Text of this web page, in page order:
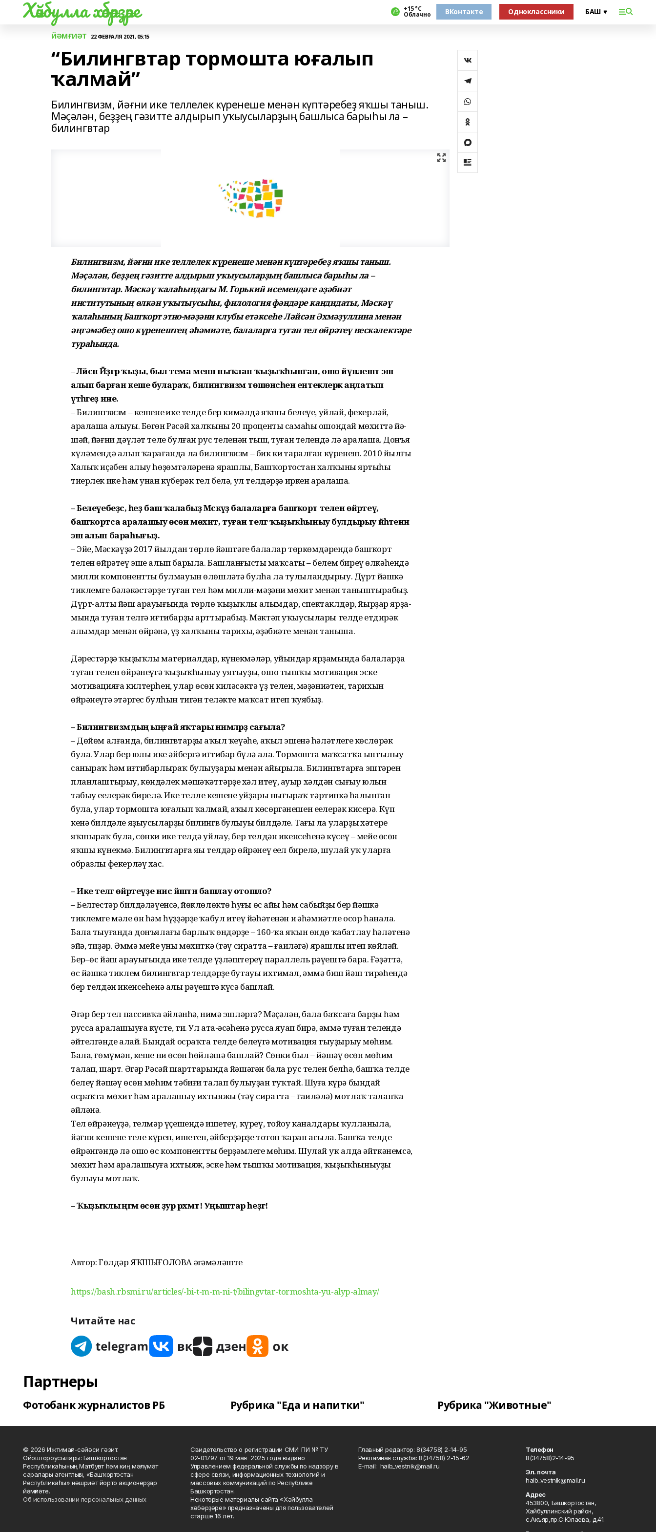
Хәйбулла хәбәрҙәре +15 °С
Облачно ВКонтакте Одноклассники
ЙӘМҒИӘТ 22 ФЕВРАЛЯ 2021, 05:15
“Билингвтар тормошта юғалып
ҡалмай”
Билингвизм, йәғни ике теллелек күренеше менән күптәребеҙ яҡшы таныш.
Мәҫәлән, беҙҙең гәзитте алдырып уҡыусыларҙың башлыса барыһы ла –
билингвтар
Билингвизм, йәғни ике теллелек күренеше менән күптәребеҙ яҡшы таныш.
Мәҫәлән, беҙҙең гәзитте алдырып уҡыусыларҙың башлыса барыһы ла –
билингвтар. Мәскәү ҡалаһындағы М. Горький исемендәге әҙәбиәт
институтының өлкән уҡытыусыһы, филология фәндәре кандидаты, Мәскәү
ҡалаһының Башҡорт этно-мәҙәни клубы етәксеһе Ләйсән Әхмәҙуллина менән
әңгәмәбеҙ ошо күренештең әһәмиәте, балаларға туған тел өйрәтеү нескәлектәре
тураһында.
– Ләйсән Йәҙгәр ҡыҙы, был тема менән ныҡлап ҡыҙыҡ­һынған, ошо йүнәлештә эш
алып барған кеше булараҡ, билингвизм тө­шөнсәһен ентеклерәк аңлатып
үтһәгеҙ ине.
– Билингвизм – кешенең ике телде бер ки­мәлдә яҡшы белеүе, уйлай, фекерләй,
аралаша алыуы. Бөгөн Рәсәй халҡының 20 проценты самаһы ошондай мөхиттә йә­
шәй, йәғни дәү­ләт теле булған рус теленән тыш, туған телендә лә ара­лаша. Донъя
күләмендә алып ҡарағанда ла билингвизм – бик киң таралған күренеш. 2010 йылғы
Халыҡ иҫәбен алыу һөҙөмтәләренә ярашлы, Башҡортостан халҡының яртыһы
тиерлек ике һәм унан күберәк тел белә, ул телдәрҙә иркен аралаша.
– Белеүебеҙсә, һеҙ баш ҡа­лабыҙ Мәскәүҙә балаларға баш­ҡорт телен өйрәтеү,
башҡортса аралашыу өсөн мөхит, туған телгә ҡыҙыҡһыныу булдырыу йәһәтенән
эш алып бараһығыҙ.
– Эйе, Мәскәүҙә 2017 йылдан төр­лө йәштәге балалар төркөм­дә­рендә башҡорт
телен өйрәтеү эше алып барыла. Башланғыстың маҡ­саты – бе­лем биреү өлкәһендә
мил­ли компоненттың булмауын өлөшләтә булһа ла тулыландырыу. Дүрт йәшкә
тиклемге бәләкәстәрҙе туған тел һәм милли-мәҙәни мөхит менән таныштырабыҙ.
Дүрт-алты йәш арауығында төрлө ҡыҙыҡлы алымдар, спектаклдәр, йырҙар ярҙа­
мында туған телгә иғтибарҙы арттырабыҙ. Мәктәп уҡыу­сы­лары телде етдирәк
алымдар менән өйрә­нә, үҙ халҡының тарихы, әҙә­биәте менән таныша.
Дә­рес­тәрҙә ҡыҙыҡлы материалдар, күнекмәләр, уйындар ярҙа­мында балаларҙа
туған телен өйрәнеүгә ҡыҙыҡһыныу уятыуҙы, ошо тышҡы мотивация эске
мотивацияға килтерһен, улар өсөн киләсәктә үҙ телен, мәҙәниәтен, тарихын
өйрәнеүгә этәргес булһын тигән теләкте маҡсат итеп ҡуябыҙ.
– Билингвизмдың ыңғай яҡтары нимәләрҙә сағыла?
– Дөйөм алғанда, билингв­тарҙың аҡыл ҡеүәһе, аҡыл эшенә һәләтлеге көслөрәк
була. Улар бер юлы ике әйбергә иғтибар бүлә ала. Тормошта маҡсатҡа ынты­лыу­
са­ныраҡ һәм иғтибарлыраҡ булыу­ҙары менән айырыла. Билингвтарға эштәрен
планлаштырыу, көндәлек мәшәҡәттәрҙе хәл итеү, ауыр хәлдән сығыу юлын
табыу еңе­лерәк бирелә. Ике телле кешенең уйҙары нығыраҡ тәртипкә һалынған
була, улар тормошта юғалып ҡал­май, аҡыл көсөргәнешен еңелерәк ки­серә. Күп
кенә билдәле яҙыусы­ларҙың билингв булыуы билдәле. Тағы ла уларҙың хәтере
яҡшыраҡ була, сөнки ике телдә уйлау, бер телдән икенсеһенә күсеү – мейе өсөн
яҡшы күнекмә. Билингвтарға яңы телдәр өйрәнеү еңел бирелә, шулай уҡ уларға
образлы фекерләү хас.
– Ике телгә өйрәтеүҙе нисә йәштән башлау отошло?
– Белгестәр билдәләүенсә, йөклөлөктөң һуңғы өс айы һәм сабыйҙың бер йәшкә
тиклемге мәле өн һәм һүҙҙәрҙе ҡабул итеү йәһәтенән иң әһәмиәтле осор һанала.
Бала тыуғанда донъялағы барлыҡ өндәрҙе – 160-ҡа яҡын өндө ҡабатлау һәләтенә
эйә, тиҙәр. Әммә мейе уны мөхиткә (тәү сиратта – ғаиләгә) ярашлы итеп көйләй.
Бер–өс йәш арауығында ике телде үҙләштереү параллель рәүештә бара. Ғәҙәттә,
өс йәшкә тиклем билингвтар телдәрҙе бутауы ихтимал, әммә биш йәш тирәһендә
бер телдән икенсеһенә аңлы рәүештә күсә башлай.
Әгәр бер тел пассивҡа әйләнһә, нимә эш­ләргә? Мәҫәлән, бала баҡ­саға барҙы һәм
русса ара­ла­шыуға күсте, ти. Ул ата-әсәһенә рус­са яуап бирә, әммә туған те­лендә
әйтелгәнде аң­лай. Бындай осраҡта телде белеүгә мотивация тыуҙы­рыу мөһим.
Бала, ғөмүмән, кеше ни өсөн һөйләшә башлай? Сөнки был – йәшәү өсөн мөһим
талап, шарт. Әгәр Рәсәй шарттарында йә­шәгән бала рус телен белһә, башҡа телде
белеү йәшәү өсөн мөһим тәбиғи талап булыуҙан туҡтай. Шуға күрә бындай
осраҡта мөхит һәм аралашыу ихтыяжы (тәү сиратта – ғаиләлә) мотлаҡ талапҡа
әйләнә.
Тел өйрәнеүҙә, телмәр үҫе­шендә ишетеү, кү­реү, тойоу каналдары ҡулланыла,
йәғни ке­шенең теле күреп, ишетеп, әйбер­ҙәрҙе тотоп ҡарап асыла. Башҡа телде
өйрәнгәндә лә ошо өс компоненттың берҙәмлеге мөһим. Шулай уҡ алда әйткәнемсә,
мөхит һәм аралашыуға ихтыяж, эске һәм тышҡы мотивация, ҡыҙыҡһы­ныуҙың
булыуы мотлаҡ.
– Ҡыҙыҡлы әңгәмә өсөн ҙур рәхмәт! Уңыштар һеҙгә!
Автор: Гөлдәр ЯҠШЫҒОЛОВА әңгәмәләште
https://bash.rbsmi.ru/articles/-bi-t-m-m-ni-t/bilingvtar-tormoshta-yu-alyp-almay/
Читайте нас
Партнеры
Фотобанк журналистов РБ Рубрика "Еда и напитки" Рубрика "Животные"
© 2026 Ижтимағи-сәйәси гәзит.
Ойоштороусылары: Башҡортостан
Республикаһының Матбуғат һәм киң мәғлүмәт
саралары агентлығы, «Башҡортостан
Республикаһы» нәшриәт йорто акционерҙар
йәмғиәте.
Об использовании персональных данных
Свидетельство о регистрации СМИ: ПИ № ТУ
02-01797 от 19 мая 2025 года выдано
Управлением федеральной службы по надзору в
сфере связи, информационных технологий и
массовых коммуникаций по Республике
Башкортостан.
Некоторые материалы сайта «Хәйбулла
хәбәрҙәре» предназначены для пользователей
старше 16 лет.
Главный редактор: 8(34758) 2-14-95
Рекламная служба: 8(34758) 2-15-62
Е-mаil: haib_vestnik@mail.ru
Телефон
8(34758)2-14-95
Эл. почта
haib_vestnik@mail.ru
Адрес
453800, Башкортостан,
Хайбуллинский район,
с.Акъяр,пр.С.Юлаева, д.41.